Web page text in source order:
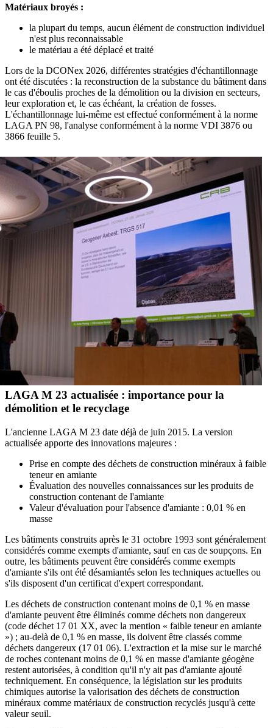
Matériaux broyés :
la plupart du temps, aucun élément de construction individuel
n'est plus reconnaissable
le matériau a été déplacé et traité
Lors de la DCONex 2026, différentes stratégies d'échantillonnage
ont été discutées : la reconstruction de la substance du bâtiment dans
le cas d'éboulis proches de la démolition ou la division en secteurs,
leur exploration et, le cas échéant, la création de fosses.
L'échantillonnage lui-même est effectué conformément à la norme
LAGA PN 98, l'analyse conformément à la norme VDI 3876 ou
3866 feuille 5.
LAGA M 23 actualisée : importance pour la
démolition et le recyclage
L'ancienne LAGA M 23 date déjà de juin 2015. La version
actualisée apporte des innovations majeures :
Prise en compte des déchets de construction minéraux à faible
teneur en amiante
Évaluation des nouvelles connaissances sur les produits de
construction contenant de l'amiante
Valeur d'évaluation pour l'absence d'amiante : 0,01 % en
masse
Les bâtiments construits après le 31 octobre 1993 sont généralement
considérés comme exempts d'amiante, sauf en cas de soupçons. En
outre, les bâtiments peuvent être considérés comme exempts
d'amiante s'ils ont été désamiantés selon les techniques actuelles ou
s'ils disposent d'un certificat d'expert correspondant.
Les déchets de construction contenant moins de 0,1 % en masse
d'amiante peuvent être éliminés comme déchets non dangereux
(code déchet 17 01 XX, avec la mention « faible teneur en amiante
») ; au-delà de 0,1 % en masse, ils doivent être classés comme
déchets dangereux (17 01 06). L'extraction et la mise sur le marché
de roches contenant moins de 0,1 % en masse d'amiante géogène
restent autorisées, à condition qu'il n'y ait pas d'amiante ajouté
techniquement. En conséquence, la législation sur les produits
chimiques autorise la valorisation des déchets de construction
minéraux comme matériaux de construction recyclés jusqu'à cette
valeur seuil.